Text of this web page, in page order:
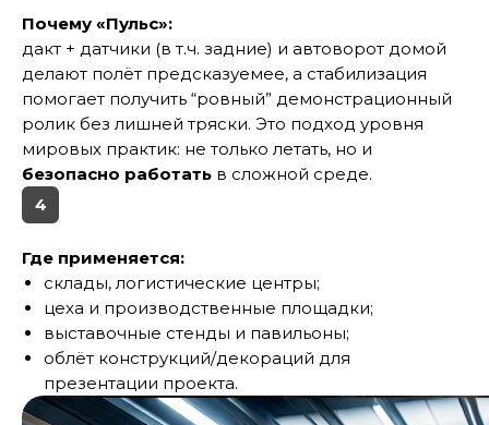
Почему «Пульс»:
дакт + датчики (в т.ч. задние) и автоворот домой
делают полёт предсказуемее, а стабилизация
помогает получить “ровный” демонстрационный
ролик без лишней тряски. Это подход уровня
мировых практик: не только летать, но и
безопасно работать в сложной среде.
4
Где применяется:
склады, логистические центры;
цеха и производственные площадки;
выставочные стенды и павильоны;
облёт конструкций/декораций для
презентации проекта.